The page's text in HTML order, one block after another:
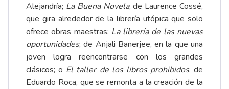
Alejandría; La Buena Novela, de Laurence Cossé,
que gira alrededor de la librería utópica que solo
ofrece obras maestras; La librería de las nuevas
oportunidades, de Anjali Banerjee, en la que una
joven logra reencontrarse con los grandes
clásicos; o El taller de los libros prohibidos, de
Eduardo Roca, que se remonta a la creación de la